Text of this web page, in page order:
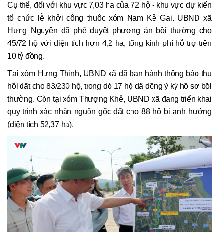
Cụ thể, đối với khu vực 7,03 ha của 72 hộ - khu vực dự kiến
tổ chức lễ khởi công thuộc xóm Nam Kẻ Gai, UBND xã
Hưng Nguyên đã phê duyệt phương án bồi thường cho
45/72 hộ với diện tích hơn 4,2 ha, tổng kinh phí hỗ trợ trên
10 tỷ đồng.
Tại xóm Hưng Thịnh, UBND xã đã ban hành thông báo thu
hồi đất cho 83/230 hộ, trong đó 17 hộ đã đồng ý ký hồ sơ bồi
thường. Còn tại xóm Thượng Khê, UBND xã đang triển khai
quy trình xác nhận nguồn gốc đất cho 88 hộ bị ảnh hưởng
(diện tích 52,37 ha).